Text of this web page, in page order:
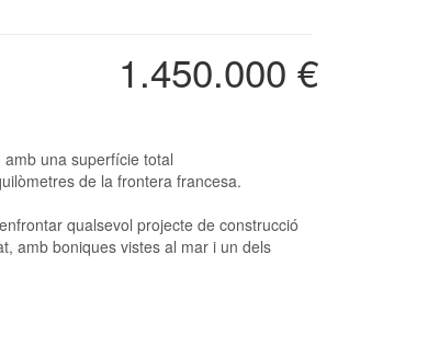
1.450.000 €
de la frontera francesa.
qualsevol projecte de construcció
amb boniques vistes al mar i un dels